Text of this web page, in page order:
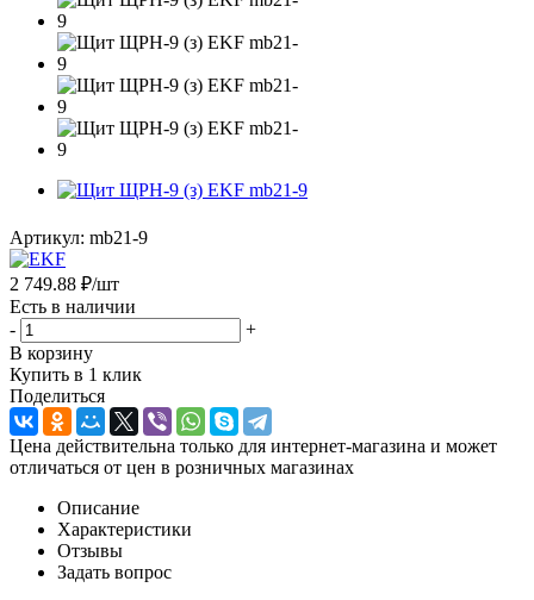
Артикул: mb21-9
2 749.88 ₽/шт
Есть в наличии
-
+
В корзину
Купить в 1 клик
Поделиться
Цена действительна только для интернет-магазина и может
отличаться от цен в розничных магазинах
Описание
Характеристики
Отзывы
Задать вопрос